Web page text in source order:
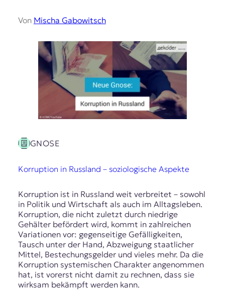
Von Mischa Gabowitsch
GNOSE
Korruption in Russland – soziologische Aspekte
Korruption ist in Russland weit verbreitet – sowohl
in Politik und Wirtschaft als auch im Alltagsleben.
Korruption, die nicht zuletzt durch niedrige
Gehälter befördert wird, kommt in zahlreichen
Variationen vor: gegenseitige Gefälligkeiten,
Tausch unter der Hand, Abzweigung staatlicher
Mittel, Bestechungsgelder und vieles mehr. Da die
Korruption systemischen Charakter angenommen
hat, ist vorerst nicht damit zu rechnen, dass sie
wirksam bekämpft werden kann.